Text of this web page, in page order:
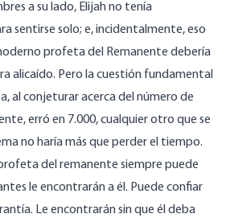
a su lado, Elijah no tenía
sentirse solo; e, incidentalmente, eso
profeta del Remanente debería
alicaído. Pero la cuestión fundamental
al conjeturar acerca del número de
erró en 7.000, cualquier otro que se
no haría más que perder el tiempo.
del remanente siempre puede
le encontrarán a él. Puede confiar
Le encontrarán sin que él deba